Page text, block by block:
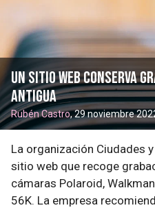
Un Sitio Web conserva
antigua
Rubén Castro, 29 noviembre
La organización Ciudades
sitio web que recoge
cámaras Polaroid,
56K. La empresa